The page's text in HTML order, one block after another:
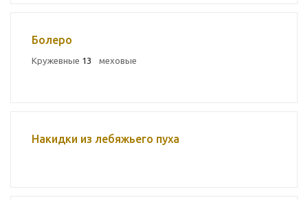
Болеро
Кружевные 13 меховые
Накидки из лебяжьего пуха